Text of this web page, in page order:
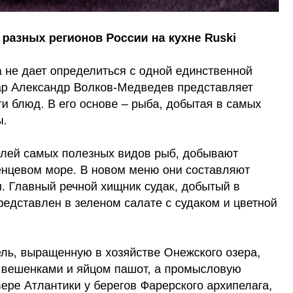
регионов России на кухне Ruski
не дает определиться с одной единственной
Александр Волков-Медведев представляет
блюд. В его основе – рыба, добытая в самых
самых полезных видов рыб, добывают
море. В новом меню они составляют
Главный речной хищник судак, добытый в
в зеленом салате с судаком и цветной
выращенную в хозяйстве Онежского озера,
и яйцом пашот, а промысловую
Атлантики у берегов Фарерского архипелага,